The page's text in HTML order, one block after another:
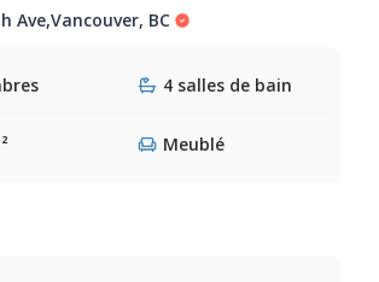
Ave,Vancouver, BC
4 salles de bain
Meublé